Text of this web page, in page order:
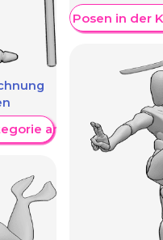
anzeigen
Weitere Posen in der